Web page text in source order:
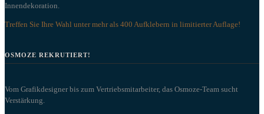
Innendekoration.
Treffen Sie Ihre Wahl unter mehr als 400 Aufklebern in limitierter Auflage!
OSMOZE REKRUTIERT!
Vom Grafikdesigner bis zum Vertriebsmitarbeiter, das Osmoze-Team sucht
Verstärkung.